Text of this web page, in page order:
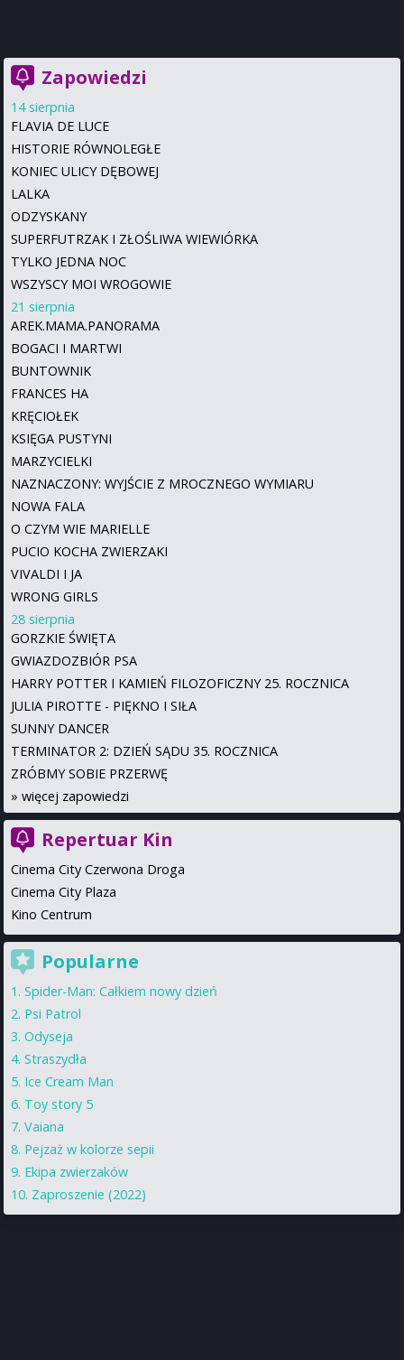
Zapowiedzi
14 sierpnia
FLAVIA DE LUCE
HISTORIE RÓWNOLEGŁE
KONIEC ULICY DĘBOWEJ
LALKA
ODZYSKANY
SUPERFUTRZAK I ZŁOŚLIWA WIEWIÓRKA
TYLKO JEDNA NOC
WSZYSCY MOI WROGOWIE
21 sierpnia
AREK.MAMA.PANORAMA
BOGACI I MARTWI
BUNTOWNIK
FRANCES HA
KRĘCIOŁEK
KSIĘGA PUSTYNI
MARZYCIELKI
NAZNACZONY: WYJŚCIE Z MROCZNEGO WYMIARU
NOWA FALA
O CZYM WIE MARIELLE
PUCIO KOCHA ZWIERZAKI
VIVALDI I JA
WRONG GIRLS
28 sierpnia
GORZKIE ŚWIĘTA
GWIAZDOZBIÓR PSA
HARRY POTTER I KAMIEŃ FILOZOFICZNY 25. ROCZNICA
JULIA PIROTTE - PIĘKNO I SIŁA
SUNNY DANCER
TERMINATOR 2: DZIEŃ SĄDU 35. ROCZNICA
ZRÓBMY SOBIE PRZERWĘ
» więcej zapowiedzi
Repertuar Kin
Cinema City Czerwona Droga
Cinema City Plaza
Kino Centrum
Popularne
Spider-Man: Całkiem nowy dzień
Psi Patrol
Odyseja
Straszydła
Ice Cream Man
Toy story 5
Vaiana
Pejzaż w kolorze sepii
Ekipa zwierzaków
Zaproszenie (2022)